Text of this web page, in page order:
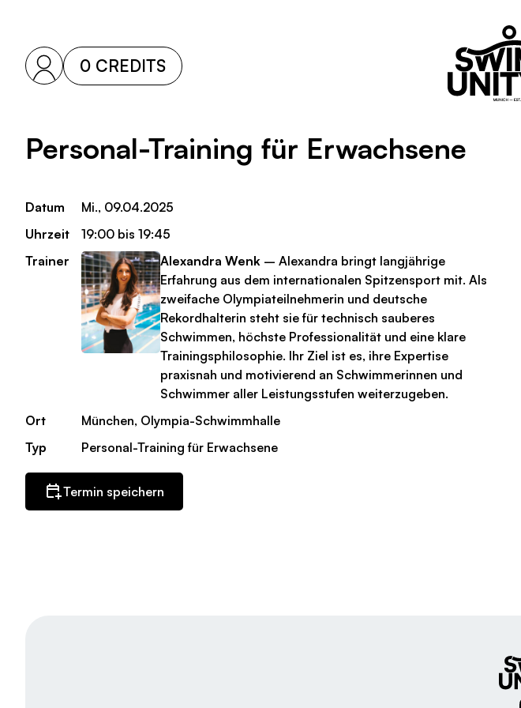
0 CREDITS
Personal-Training für Erwachsene
Datum
Mi., 09.04.2025
Uhrzeit
19:00 bis 19:45
Trainer
Alexandra Wenk – Alexandra bringt langjährige
Erfahrung aus dem internationalen Spitzensport mit. Als
zweifache Olympiateilnehmerin und deutsche
Rekordhalterin steht sie für technisch sauberes
Schwimmen, höchste Professionalität und eine klare
Trainingsphilosophie. Ihr Ziel ist es, ihre Expertise
praxisnah und motivierend an Schwimmerinnen und
Schwimmer aller Leistungsstufen weiterzugeben.
Ort
München, Olympia-Schwimmhalle
Typ
Personal-Training für Erwachsene
Termin speichern